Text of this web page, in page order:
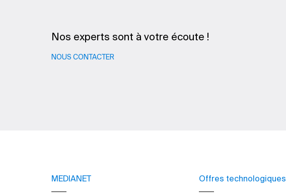
Nos experts sont à votre écoute !
NOUS CONTACTER
MEDIANET Offres technologiques